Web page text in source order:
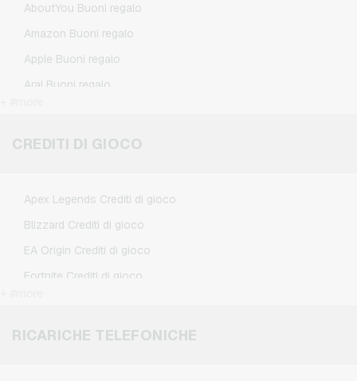
AboutYou Buoni regalo
Amazon Buoni regalo
Apple Buoni regalo
Aral Buoni regalo
CircleK Buoni regalo
Grillfuerst Buoni regalo
CREDITI DI GIOCO
Apex Legends Crediti di gioco
Blizzard Crediti di gioco
EA Origin Crediti di gioco
Fortnite Crediti di gioco
Minecraft Crediti di gioco
RICARICHE TELEFONICHE